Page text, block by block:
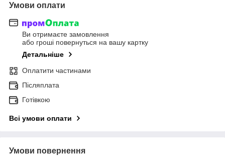
Умови оплати
Ви отримаєте замовлення
або гроші повернуться на вашу картку
Детальніше
Оплатити частинами
Післяплата
Готівкою
Всі умови оплати
Умови повернення